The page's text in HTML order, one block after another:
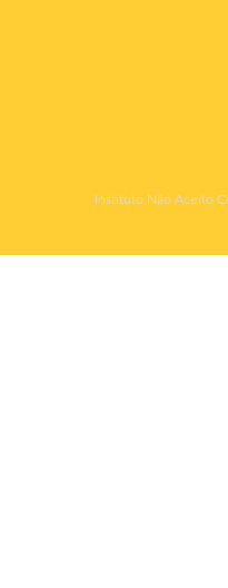
Instituto Não Aceito